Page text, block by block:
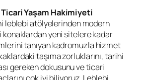
Ticari Yaşam Hakimiyeti
leblebi atölyelerinden modern
yeni sitelere kadar
tanıyan kadromuzla hizmet
taşıma zorluklarını, tarihi
gereken dokusunu ve ticari